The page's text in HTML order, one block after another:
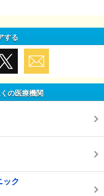
する
の医療機関
ク